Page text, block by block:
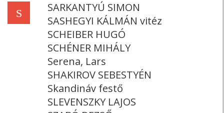
S
SARKANTYÚ SIMON
SASHEGYI KÁLMÁN vitéz
SCHEIBER HUGÓ
SCHÉNER MIHÁLY
Serena, Lars
SHAKIROV SEBESTYÉN
Skandináv festő
SLEVENSZKY LAJOS